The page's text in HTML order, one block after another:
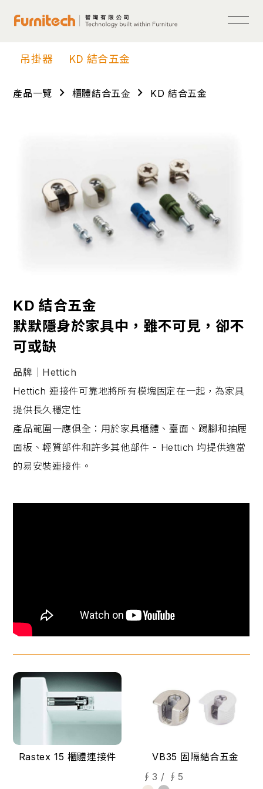
吊掛器 KD 結合五金
產品一覽 chevron_right 櫃體結合五⾦ chevron_right KD 結合五金
KD 結合五金
默默隱身於家具中，雖不可見，卻不
可或缺
品牌｜Hettich
Hettich 連接件可靠地將所有模塊固定在一起，為家具
提供長久穩定性
產品範圍一應俱全：用於家具櫃體、臺面、踢腳和抽屜
面板、輕質部件和許多其他部件 - Hettich 均提供適當
的易安裝連接件。
Rastex 15 櫃體連接件
VB35 固隔結合五金
∮3 / ∮5